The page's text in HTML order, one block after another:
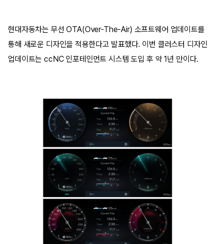
현대자동차는 무선 OTA(Over-The-Air) 소프트웨어 업데이트를
통해 새로운 디자인을 적용한다고 발표했다. 이번 클러스터 디자인
업데이트는 ccNC 인포테인먼트 시스템 도입 후 약 1년 만이다.